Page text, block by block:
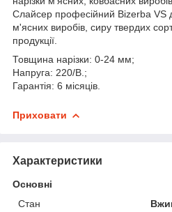
Cлайсер професійний Bizerba VS
м'ясних виробів, сиру твердих
продукції.
Товщина нарізки: 0-24 мм;
Напруга: 220/В.;
Гарантія: 6 місяців.
Приховати
Характеристики
Основні
Стан